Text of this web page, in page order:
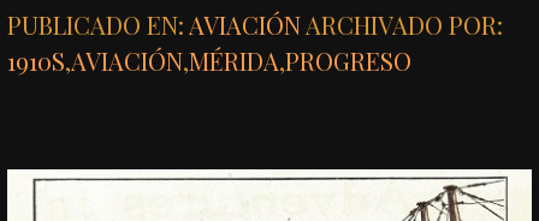
PUBLICADO EN: AVIACIÓNARCHIVADO POR:
1910S,AVIACIÓN,MÉRIDA,PROGRESO